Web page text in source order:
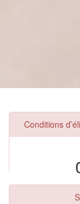
Conditions